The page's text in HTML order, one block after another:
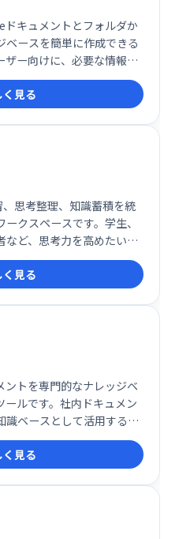
キュメントとフォルダか
ベースを簡単に作成できる
ザー向けに、必要な情報を
。 複雑な設定不要で、直感
ジベースを構築し、業務
見る
思考整理、知識蓄積を統
クスペースです。学生、
など、思考力を高めたいす
す。 直感的なインターフェ
開し、効率的に知識を管
見る
トを専門的なナレッジベ
ルです。社内ドキュメン
識ベースとして活用するこ
、業務の生産性を向上させ
知識の蓄積を実現し、チ
します。
見る